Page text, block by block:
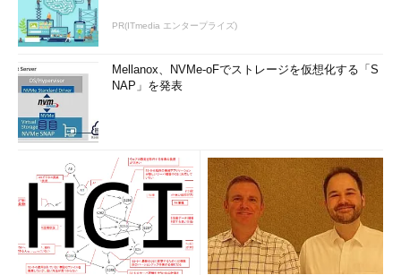
PR(ITmedia エンタープライズ)
Mellanox、NVMe-oFでストレージを仮想化する「S
NAP」を発表